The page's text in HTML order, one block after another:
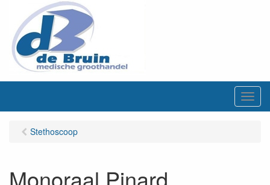
M
e
Stethoscoop
Monoraal Pinard